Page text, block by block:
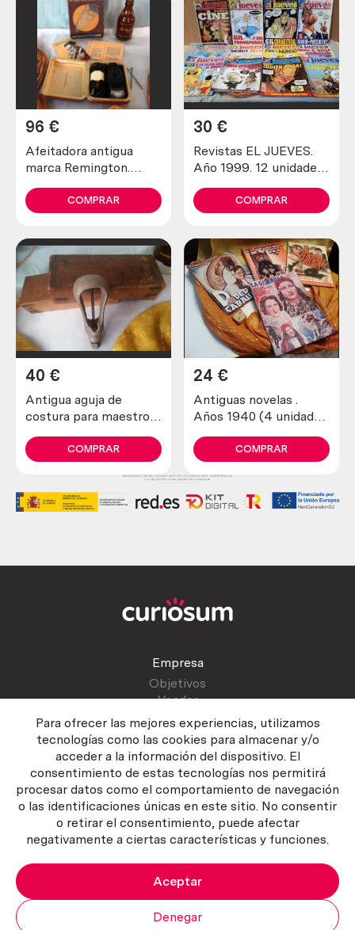
Para ofrecer las mejores experiencias, utilizamos
tecnologías como las cookies para almacenar y/o
acceder a la información del dispositivo. El
consentimiento de estas tecnologías nos permitirá
procesar datos como el comportamiento de navegación
o las identificaciones únicas en este sitio. No consentir
o retirar el consentimiento, puede afectar
negativamente a ciertas características y funciones.
Aceptar
Denegar
Afeitadora antigua
marca Remington.
colección
96 €
COMPRAR
Revistas EL JUEVES.
Año 1999. 12 unidades
30 €
COMPRAR
Antigua aguja de
costura para maestros
Años 30
40 €
COMPRAR
Antiguas novelas .
Años 1940 (4 unidades
24 €
COMPRAR
Empresa
Objetivos
Vender
Atención al cliente
Contactar
Manual del vendedor
Política del servicio
Política de Cookies
Copyright ©2026 Curiosum S.L. Todos los derechos reservados.